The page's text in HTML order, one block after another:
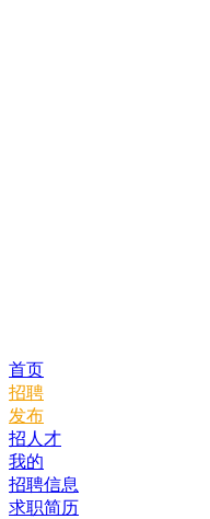
首页
招聘
发布
招人才
我的
招聘信息
求职简历